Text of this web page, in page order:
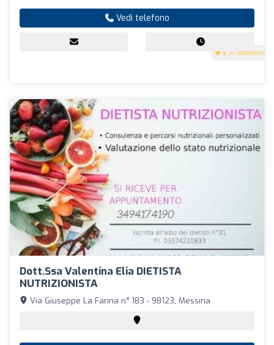
5 (4 recensioni)
Vedi telefono
Dott.ssa Valentina Elia DIETISTA
NUTRIZIONISTA
Via Giuseppe La Farina n° 183 - 98123, Messina